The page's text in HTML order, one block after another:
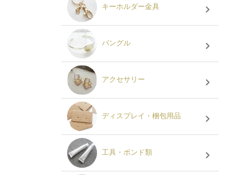
キーホルダー金具
バングル
アクセサリー
ディスプレイ・梱包用品
工具・ボンド類